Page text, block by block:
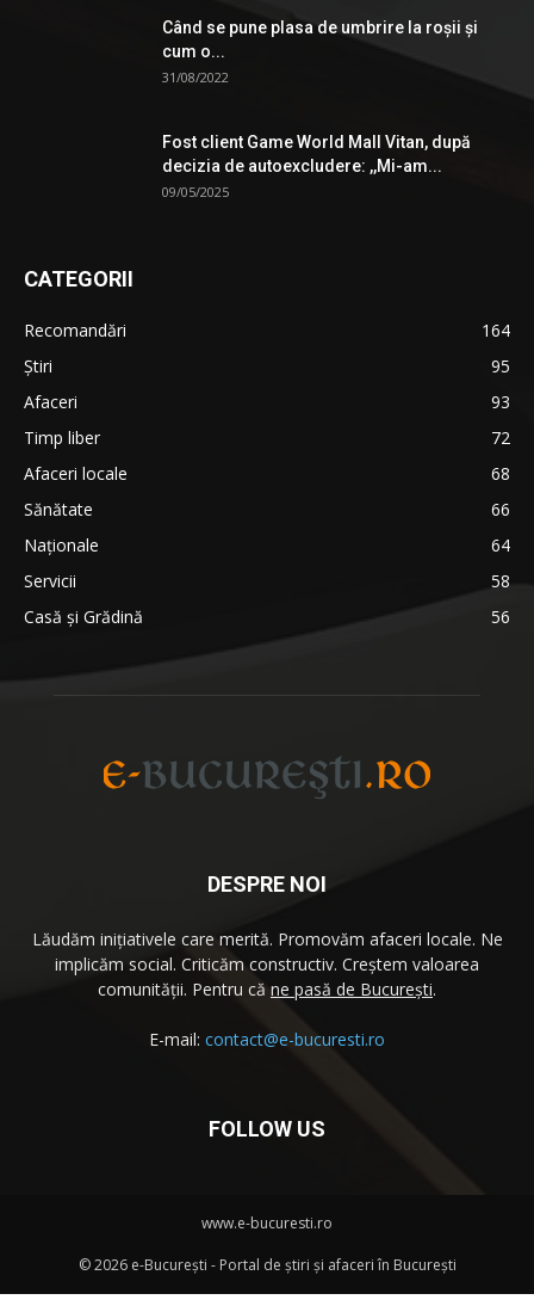
Când se pune plasa de umbrire la roşii şi
cum o...
31/08/2022
Fost client Game World Mall Vitan, după
decizia de autoexcludere: ,,Mi-am...
09/05/2025
CATEGORII
Recomandări
164
Știri
95
Afaceri
93
Timp liber
72
Afaceri locale
68
Sănătate
66
Naționale
64
Servicii
58
Casă și Grădină
56
DESPRE NOI
Lăudăm iniţiativele care merită. Promovăm afaceri locale. Ne
implicăm social. Criticăm constructiv. Creştem valoarea
comunităţii. Pentru că ne pasă de București.
E-mail: contact@e-bucuresti.ro
FOLLOW US
www.e-bucuresti.ro
©2026 e-București - Portal de ştiri şi afaceri în București